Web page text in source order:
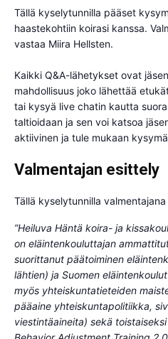
Tällä kyselytunnilla pääset
haastekohtiin koirasi kanssa.
vastaa Miira Hellsten.
Kaikki Q&A-lähetykset ovat
mahdollisuus joko lähettää
tai kysyä live chatin kautta
taltioidaan ja sen voi katsoa
aktiivinen ja tule mukaan
Valmentajan esittely
Tällä kyselytunnilla
”Heiluva Häntä koira- ja
on eläintenkouluttajan
suorittanut päätoiminen
lähtien) ja Suomen
myös yhteiskuntatieteiden
pääaine yhteiskuntapolitiikka,
viestintäaineita) sekä